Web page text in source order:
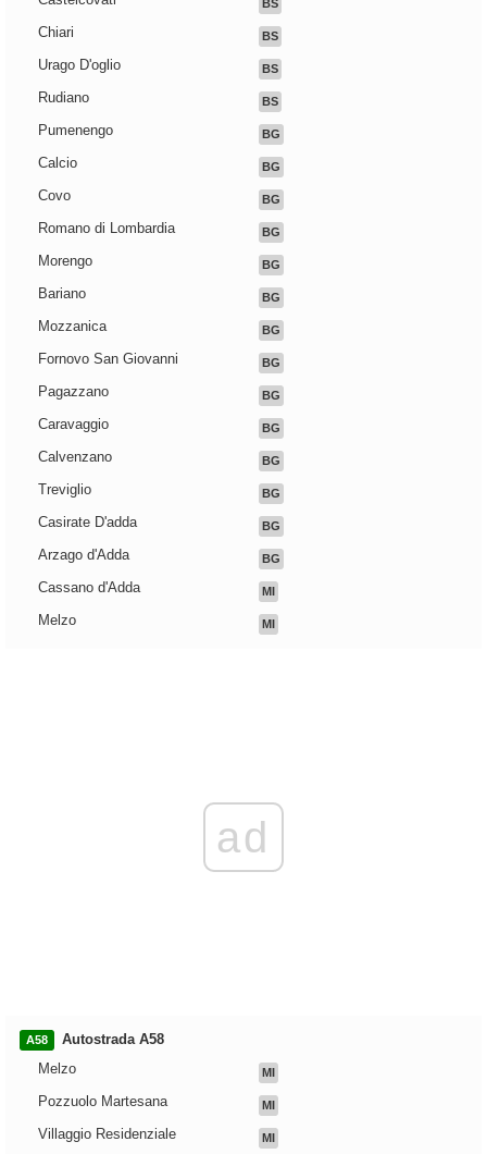
BS
Chiari BS
Urago D'oglio BS
Rudiano BS
Pumenengo BG
Calcio BG
Covo BG
Romano di Lombardia BG
Morengo BG
Bariano BG
Mozzanica BG
Fornovo San Giovanni BG
Pagazzano BG
Caravaggio BG
Calvenzano BG
Treviglio BG
Casirate D'adda BG
Arzago d'Adda BG
Cassano d'Adda MI
Melzo MI
ad
A58
Autostrada A58
Melzo
MI
Pozzuolo Martesana MI
Villaggio Residenziale MI